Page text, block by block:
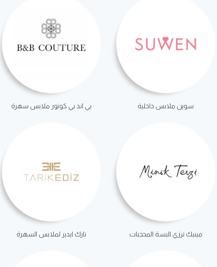
سوين ملابس داخلية بي اند بي كوتور ملابس سهرة
مينيك ترزي البسة المحجبات تارك ايديز لملابس السهرة